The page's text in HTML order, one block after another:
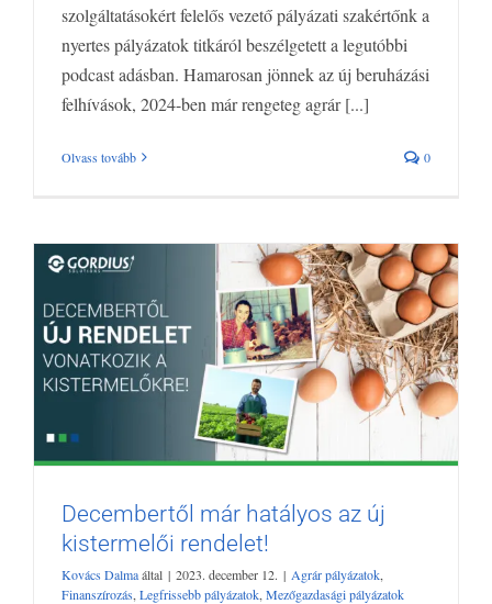
szolgáltatásokért felelős vezető pályázati szakértőnk a
nyertes pályázatok titkáról beszélgetett a legutóbbi
podcast adásban. Hamarosan jönnek az új beruházási
felhívások, 2024-ben már rengeteg agrár [...]
Olvass tovább 0
Decembertől már hatályos az új
kistermelői rendelet!
Decembertől már hatályos az új
kistermelői rendelet!
Kovács Dalmaáltal | 2023. december 12. | Agrár pályázatok
Finanszírozás Legfrissebb pályázatok Mezőgazdasági pályázatok